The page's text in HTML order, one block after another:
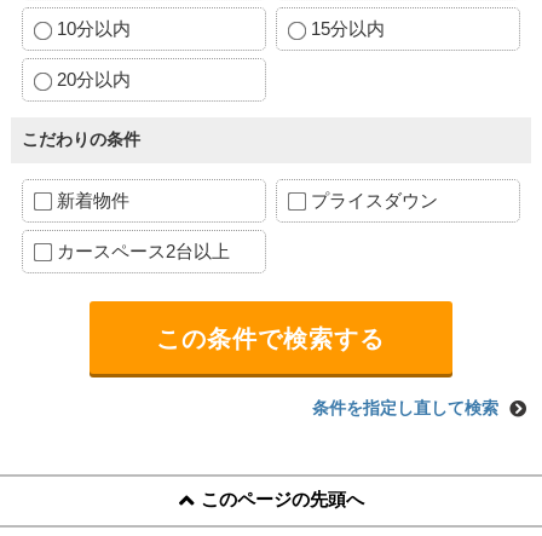
10分以内 15分以内
20分以内
こだわりの条件
新着物件 プライスダウン
カースペース2台以上
条件を指定し直して検索
このページの先頭へ